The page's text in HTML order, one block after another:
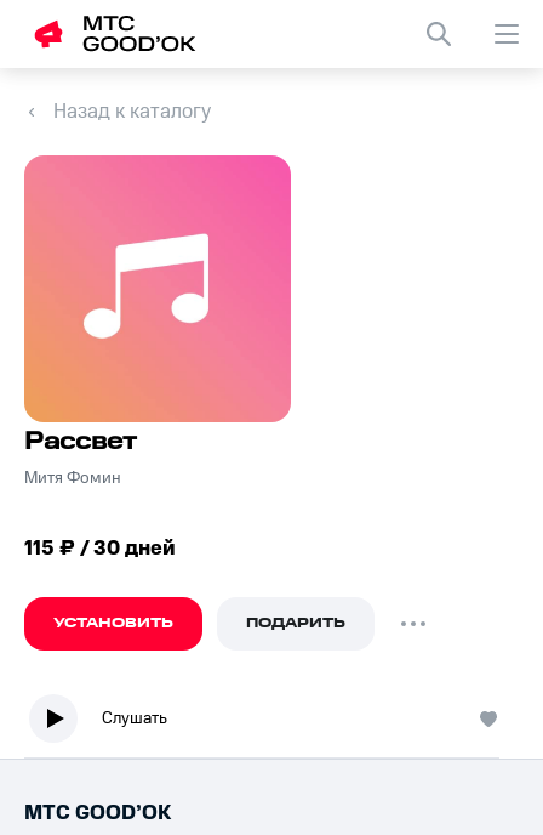
Назад к каталогу
Рассвет
Митя Фомин
115 ₽ / 30 дней
УСТАНОВИТЬ ПОДАРИТЬ
Слушать
МТС GOOD’OK